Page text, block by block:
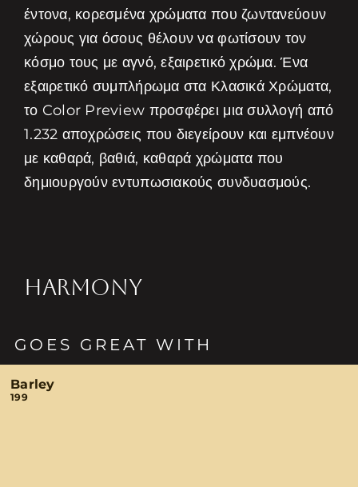
έντονα, κορεσμένα χρώματα που ζωντανεύουν
χώρους για όσους θέλουν να φωτίσουν τον
κόσμο τους με αγνό, εξαιρετικό χρώμα. Ένα
εξαιρετικό συμπλήρωμα στα Κλασικά Χρώματα,
το Color Preview προσφέρει μια συλλογή από
1.232 αποχρώσεις που διεγείρουν και εμπνέουν
με καθαρά, βαθιά, καθαρά χρώματα που
δημιουργούν εντυπωσιακούς συνδυασμούς.
HARMONY
GOES GREAT WITH
Barley
199